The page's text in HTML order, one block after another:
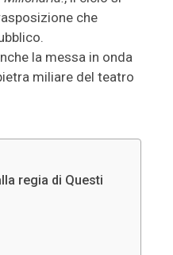
che
la messa in onda
miliare del teatro
regia di Questi